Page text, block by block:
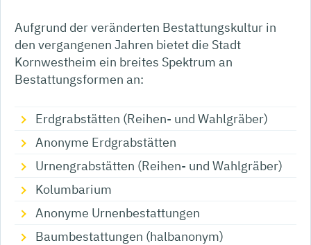
Aufgrund der veränderten Bestattungskultur in
den vergangenen Jahren bietet die Stadt
Kornwestheim ein breites Spektrum an
Bestattungsformen an:
Erdgrabstätten (Reihen- und Wahlgräber)
Anonyme Erdgrabstätten
Urnengrabstätten (Reihen- und Wahlgräber)
Kolumbarium
Anonyme Urnenbestattungen
Baumbestattungen (halbanonym)